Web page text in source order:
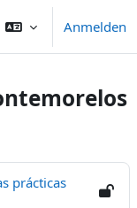
Anmelden
prácticas